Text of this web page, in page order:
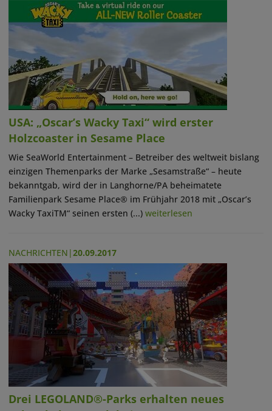
USA: „Oscar’s Wacky Taxi“ wird erster
Holzcoaster in Sesame Place
Wie SeaWorld Entertainment – Betreiber des weltweit bislang
einzigen Themenparks der Marke „Sesamstraße“ – heute
bekanntgab, wird der in Langhorne/PA beheimatete
Familienpark Sesame Place® im Frühjahr 2018 mit „Oscar’s
Wacky TaxiTM“ seinen ersten (...) weiterlesen
NACHRICHTEN |20.09.2017
Drei LEGOLAND®-Parks erhalten neues